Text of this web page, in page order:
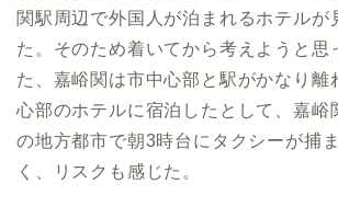
関駅周辺で外国人が泊まれるホテルが
た。そのため着いてから考えようと思
た、嘉峪関は市中心部と駅がかなり離
心部のホテルに宿泊したとして、嘉峪
の地方都市で朝3時台にタクシーが捕
く、リスクも感じた。